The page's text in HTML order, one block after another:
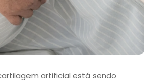
artificial está sendo